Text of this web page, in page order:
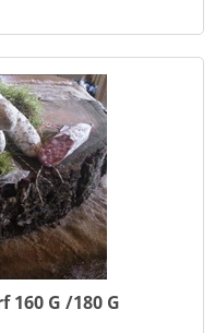
160 G /180 G